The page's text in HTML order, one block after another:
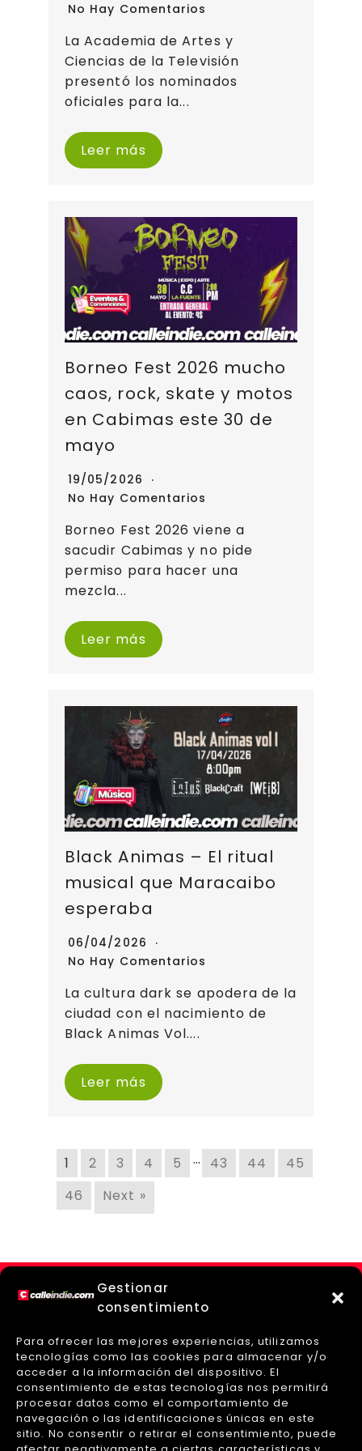
Gestionar
consentimiento
Para ofrecer las mejores experiencias, utilizamos
tecnologías como las cookies para almacenar y/o
acceder a la información del dispositivo. El
consentimiento de estas tecnologías nos permitirá
procesar datos como el comportamiento de
navegación o las identificaciones únicas en este
sitio. No consentir o retirar el consentimiento, puede
No Hay Comentarios
La Academia de Artes y
Ciencias de la Televisión
presentó los nominados
oficiales para la...
Leer más
Borneo Fest 2026 mucho
caos, rock, skate y motos
en Cabimas este 30 de
mayo
19/05/2026
No Hay Comentarios
Borneo Fest 2026 viene a
sacudir Cabimas y no pide
permiso para hacer una
mezcla...
Leer más
Black Animas – El ritual
musical que Maracaibo
esperaba
06/04/2026
No Hay Comentarios
La cultura dark se apodera de la
ciudad con el nacimiento de
Black Animas Vol....
Leer más
1 2 3 4 5 … 43 44
45
46
Next »